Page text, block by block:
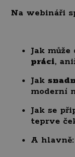
Na webináři
Jak
práci,
Jak
moderní
Jak se
teprve
A hlavně: